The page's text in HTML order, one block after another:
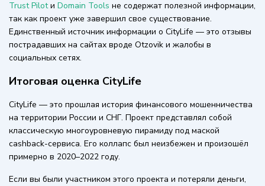
Trust Pilotи Domain Tools не содержат полезной информации,
так как проект уже завершил свое существование.
Единственный источник информации о CityLife — это отзывы
пострадавших на сайтах вроде Otzovik и жалобы в
социальных сетях.
Итоговая оценка CityLife
CityLife — это прошлая история финансового мошенничества
на территории России и СНГ. Проект представлял собой
классическую многоуровневую пирамиду под маской
cashback-сервиса. Его коллапс был неизбежен и произошёл
примерно в 2020–2022 году.
Если вы были участником этого проекта и потеряли деньги,